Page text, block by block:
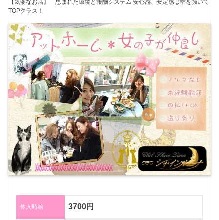
【気楽なお店】 恵まれた環境と報酬システム 安心感、安定感は群を抜いて
TOPクラス！
体入時給 3700円